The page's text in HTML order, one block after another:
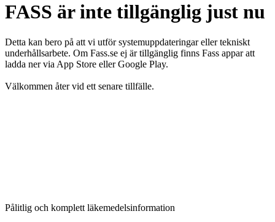
FASS är inte tillgänglig just nu
Detta kan bero på att vi utför systemuppdateringar eller tekniskt
underhållsarbete. Om Fass.se ej är tillgänglig finns Fass appar att
ladda ner via App Store eller Google Play.
Välkommen åter vid ett senare tillfälle.
Pålitlig och komplett läkemedelsinformation